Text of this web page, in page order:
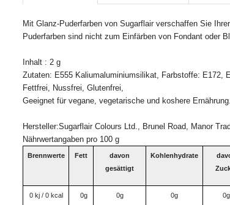
Mit Glanz-Puderfarben von Sugarflair verschaffen Sie
Puderfarben sind nicht zum Einfärben von Fondant oder
Inhalt : 2 g
Zutaten: E555 Kaliumaluminiumsilikat, Farbstoffe: E172,
Fettfrei, Nussfrei, Glutenfrei,
Geeignet für vegane, vegetarische und koshere Ernährung.
Hersteller:Sugarflair Colours Ltd., Brunel Road, Manor
Nährwertangaben pro 100 g
Brennwerte Fett
davon
gesättigt
Kohlenhydrate
0 kj / 0 kcal 0g 0g 0g 0g